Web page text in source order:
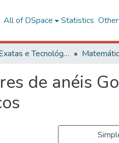
All of DSpace Statistics
Ciências Exatas e Tecnológicas
de anéis